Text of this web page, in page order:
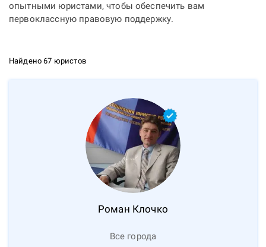
опытными юристами, чтобы обеспечить вам
первоклассную правовую поддержку.
Найдено 67 юристов
Роман Клочко
Все города